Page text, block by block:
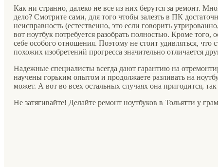
Как ни странно, далеко не все из них берутся за ремонт.
дело? Смотрите сами, для того чтобы залезть в ПК
неисправность (естественно, это если говорить
вот ноутбук потребуется разобрать полностью. Кроме того,
себе особого отношения. Поэтому не стоит удивляться, что
похожих изобретений прогресса значительно отличается
Надежные специалисты всегда дают гарантию на
научены горьким опытом и продолжаете разливать на
может. А вот во всех остальных случаях она пригодится,
Не затягивайте! Делайте ремонт ноутбуков в Тольятти у